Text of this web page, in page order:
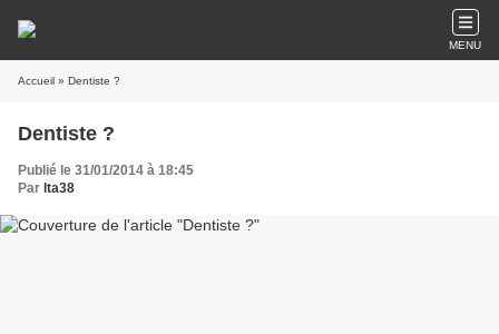
MENU
Accueil » Dentiste ?
Dentiste ?
Publié le 31/01/2014 à 18:45
Par lta38